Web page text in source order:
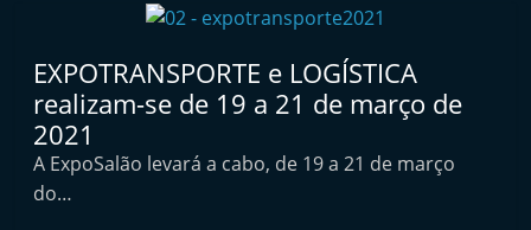
A
t
o
EXPOTRANSPORTE e LOGÍSTICA
realizam-se de 19 a 21 de março de
2021
A ExpoSalão levará a cabo, de 19 a 21 de março
do…